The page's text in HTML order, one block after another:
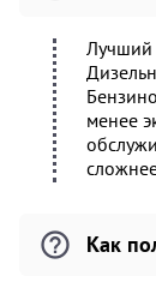
Лучший
менее
Как